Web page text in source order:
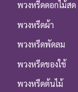
พวงหรีดดอกไม้สด
พวงหรีดผ้า
พวงหรีดพัดลม
พวงหรีดของใช้
พวงหรีดต้นไม้